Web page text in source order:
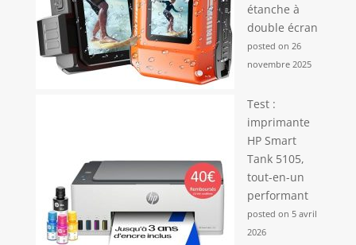
étanche à
double écran
posted on 26
novembre 2025
Test :
imprimante
HP Smart
Tank 5105,
tout-en-un
performant
posted on 5 avril
2026